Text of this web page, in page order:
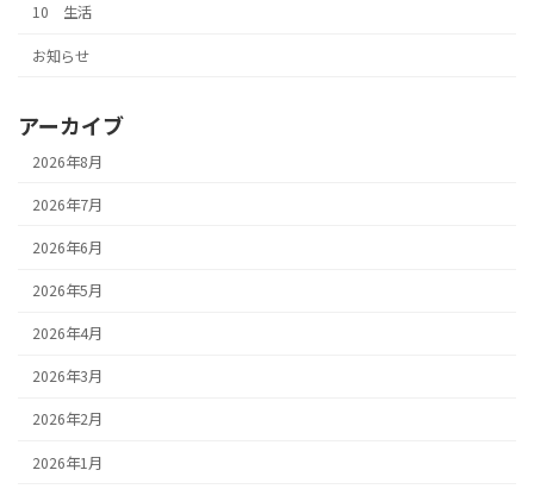
10 生活
お知らせ
アーカイブ
2026年8月
2026年7月
2026年6月
2026年5月
2026年4月
2026年3月
2026年2月
2026年1月